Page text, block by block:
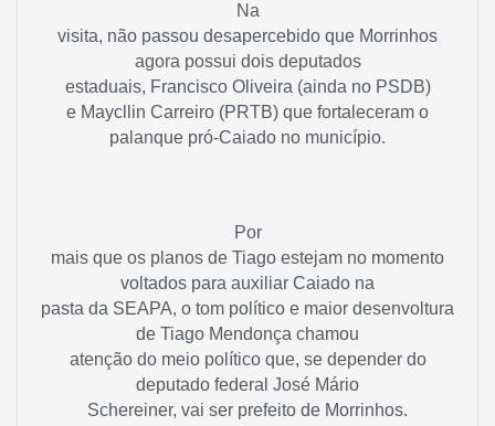
Na
visita, não passou desapercebido que Morrinhos
agora possui dois deputados
estaduais, Francisco Oliveira (ainda no PSDB)
e Maycllin Carreiro (PRTB) que fortaleceram o
palanque pró-Caiado no município.
Por
mais que os planos de Tiago estejam no momento
voltados para auxiliar Caiado na
pasta da SEAPA, o tom político e maior desenvoltura
de Tiago Mendonça chamou
atenção do meio político que, se depender do
deputado federal José Mário
Schereiner, vai ser prefeito de Morrinhos.